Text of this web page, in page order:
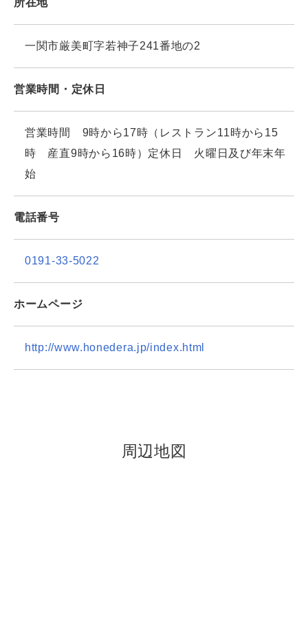
一関市厳美町字若神子241番地の2
営業時間・定休日
営業時間 9時から17時（レストラン11時から15
時 産直9時から16時）定休日 火曜日及び年末年
始
電話番号
0191-33-5022
ホームページ
http://www.honedera.jp/index.html
周辺地図